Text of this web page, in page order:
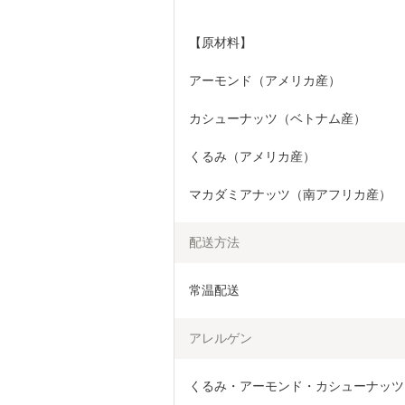
【原材料】
アーモンド（アメリカ産）
カシューナッツ（ベトナム産）
くるみ（アメリカ産）
マカダミアナッツ（南アフリカ産）
配送方法
常温配送
アレルゲン
くるみ・アーモンド・カシューナッ